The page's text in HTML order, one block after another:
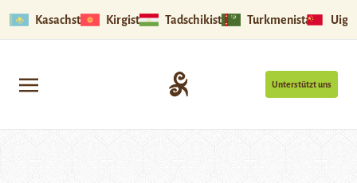
Kasachstan Kirgistan Tadschikistan Turkmenistan
Unterstützt uns